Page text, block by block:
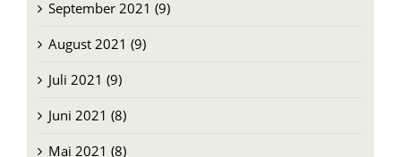
September 2021 (9)
August 2021 (9)
Juli 2021 (9)
Juni 2021 (8)
Mai 2021 (8)